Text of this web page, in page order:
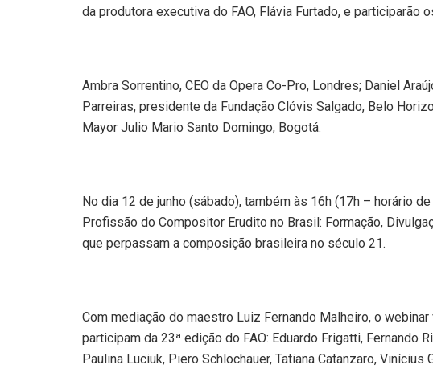
da produtora executiva do FAO, Flávia Furtado, e participarão
Ambra Sorrentino, CEO da Opera Co-Pro, Londres; Daniel
Parreiras, presidente da Fundação Clóvis Salgado, Belo
Mayor Julio Mario Santo Domingo, Bogotá.
No dia 12 de junho (sábado), também às 16h (17h – horário
Profissão do Compositor Erudito no Brasil: Formação,
que perpassam a composição brasileira no século 21.
Com mediação do maestro Luiz Fernando Malheiro, o
participam da 23ª edição do FAO: Eduardo Frigatti, Fernando
Paulina Luciuk, Piero Schlochauer, Tatiana Catanzaro, Vinícius